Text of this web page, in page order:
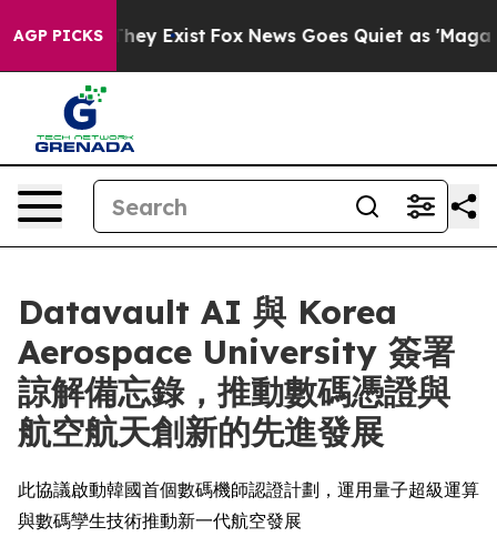
AGP PICKS
They Exist Fox News Goes Quiet as 'Maga
Datavault AI 與 Korea
Aerospace University 簽署
諒解備忘錄，推動數碼憑證與
航空航天創新的先進發展
此協議啟動韓國首個數碼機師認證計劃，運用量子超級運算
與數碼孿生技術推動新一代航空發展